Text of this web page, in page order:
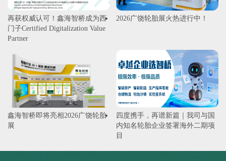
再获权威认可！鑫海智桥成为西
门子Certified Digitalization Value
Partner
2026广饶轮胎展火热进行中！
鑫海智桥即将亮相2026广饶轮胎
展
四度携手，再谱新篇｜我司与国
内知名轮胎企业签署海外二期项
目